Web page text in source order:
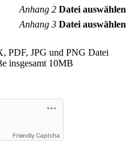
Anhang 2 Datei auswählen
Anhang 3 Datei auswählen
PDF, JPG und PNG Datei
insgesamt 10MB
Friendly Captcha